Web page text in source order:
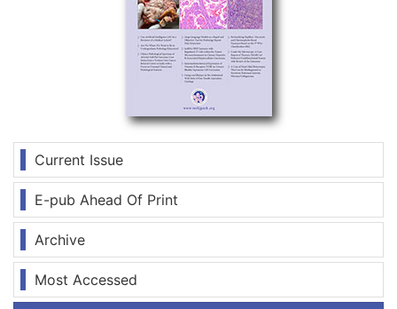
Current Issue
E-pub Ahead Of Print
Archive
Most Accessed